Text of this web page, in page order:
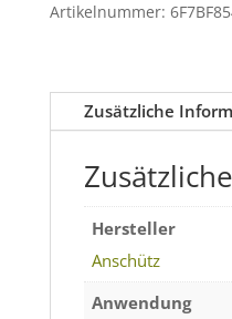
Artikelnummer:
Zusätzliche
Hersteller
Anschütz
Anwendung